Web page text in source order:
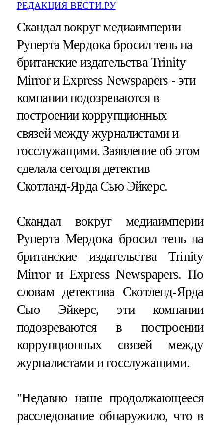
РЕДАКЦИЯ ВЕСТИ.РУ
Скандал вокруг медиаимперии
Руперта Мердока бросил тень на
британские издательства Trinity
Mirror и Express Newspapers - эти
компании подозреваются в
построении коррупционных
связей между журналистами и
госслужащими. Заявление об этом
сделала сегодня детектив
Скотланд-Ярда Сью Эйкерс.
Скандал вокруг медиаимперии
Руперта Мердока бросил тень на
британские издательства Trinity
Mirror и Express Newspapers. По
словам детектива Скотленд-Ярда
Сью Эйкерс, эти компании
подозреваются в построении
коррупционных связей между
журналистами и госслужащими.
"Недавно наше продолжающееся
расследование обнаружило, что в